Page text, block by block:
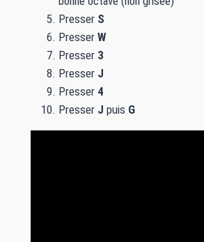
Presser S
Presser W
Presser 3
Presser J
Presser 4
Presser J puis G